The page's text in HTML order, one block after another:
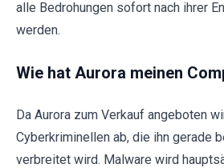
alle Bedrohungen sofort nach ihrer
werden.
Wie hat Aurora meinen
Da Aurora zum Verkauf angeboten
Cyberkriminellen ab, die ihn gerade
verbreitet wird. Malware wird